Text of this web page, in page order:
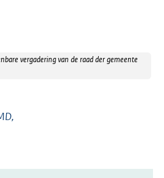
vergadering van de raad der gemeente